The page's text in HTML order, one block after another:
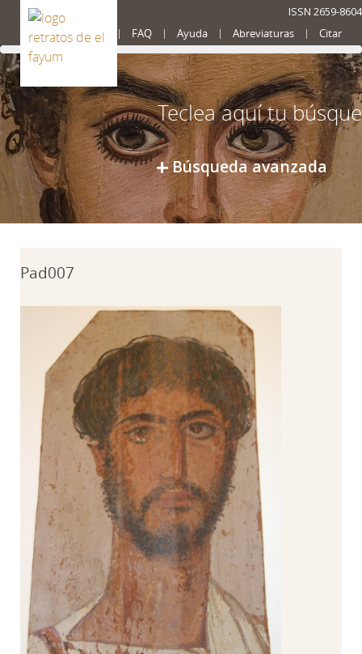
ISSN 2659-8604
Presentación FAQ Ayuda Abreviaturas Citar
Búsqueda avanzada
Pad007